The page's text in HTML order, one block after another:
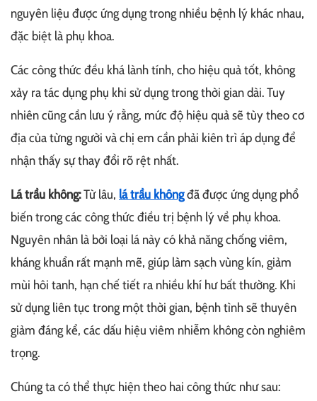
nguyên liệu được ứng dụng trong nhiều bệnh lý khác nhau,
đặc biệt là phụ khoa.
Các công thức đều khá lành tính, cho hiệu quả tốt, không
xảy ra tác dụng phụ khi sử dụng trong thời gian dài. Tuy
nhiên cũng cần lưu ý rằng, mức độ hiệu quả sẽ tùy theo cơ
địa của từng người và chị em cần phải kiên trì áp dụng để
nhận thấy sự thay đổi rõ rệt nhất.
Lá trầu không:Từ lâu, lá trầu khôngđã được ứng dụng phổ
biến trong các công thức điều trị bệnh lý về phụ khoa.
Nguyên nhân là bởi loại lá này có khả năng chống viêm,
kháng khuẩn rất mạnh mẽ, giúp làm sạch vùng kín, giảm
mùi hôi tanh, hạn chế tiết ra nhiều khí hư bất thường. Khi
sử dụng liên tục trong một thời gian, bệnh tình sẽ thuyên
giảm đáng kể, các dấu hiệu viêm nhiễm không còn nghiêm
trọng.
Chúng ta có thể thực hiện theo hai công thức như sau: